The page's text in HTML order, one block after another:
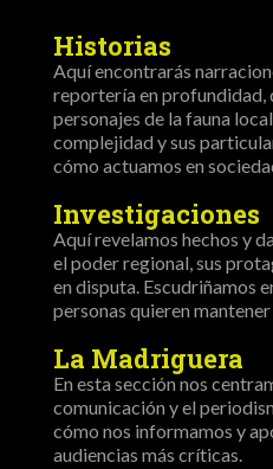
Historias
Aquí encontrarás
reportería en profundidad,
personajes de la fauna
complejidad y sus
cómo actuamos en
Investigaciones
Aquí revelamos hechos y
el poder regional, sus
en disputa. Escudriñamos
personas quieren
La Madriguera
En esta sección nos
comunicación y el
cómo nos informamos y
audiencias más críticas.